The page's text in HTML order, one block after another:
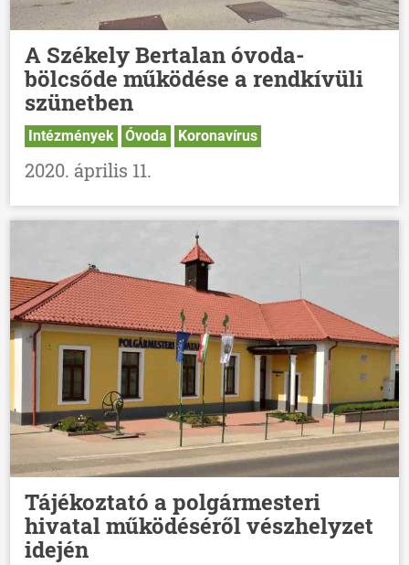
A Székely Bertalan óvoda-
bölcsőde működése a rendkívüli
szünetben
Intézmények Óvoda Koronavírus
2020. április 11.
Tájékoztató a polgármesteri
hivatal működéséről vészhelyzet
idején